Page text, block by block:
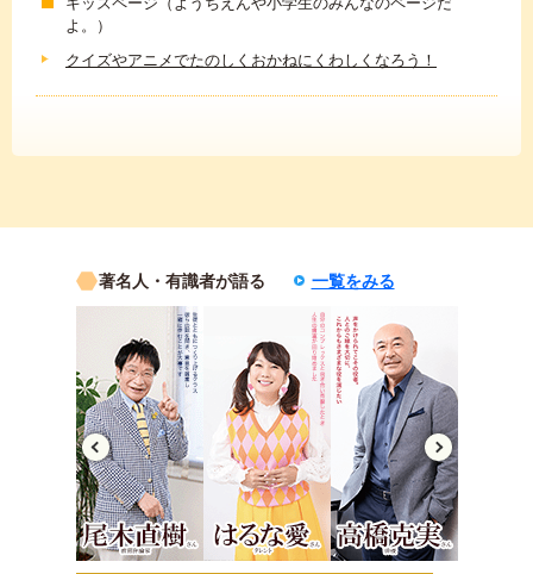
よ。）
クイズやアニメでたのしくおかねにくわしくなろう！
著名人・有識者が語る 一覧をみる